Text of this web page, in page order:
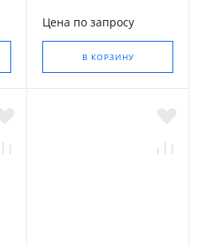
Цена по запросу
В КОРЗИНУ